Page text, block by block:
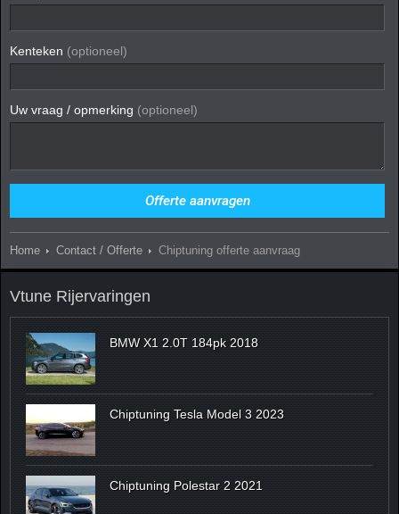
Kenteken (optioneel)
Uw vraag / opmerking (optioneel)
Home Contact / Offerte Chiptuning offerte aanvraag
Vtune Rijervaringen
BMW X1 2.0T 184pk 2018
Chiptuning Tesla Model 3 2023
Chiptuning Polestar 2 2021